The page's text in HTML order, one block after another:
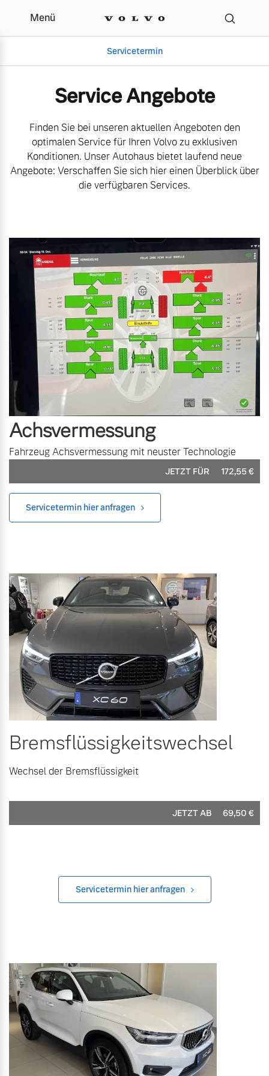
Aktuelle
Menü
Servicetermin
Gebrauchtwagen
Aktuelle Zubehörangebote
Zubehörkatalog
Aktuelle Serviceangebote
Service by Volvo
Unser Team
Unsere News & Events
Service Angebote
Finden Sie bei unseren aktuellen Angeboten den
optimalen Service für Ihren Volvo zu exklusiven
Konditionen. Unser Autohaus bietet laufend neue
Angebote: Verschaffen Sie sich hier einen Überblick über
die verfügbaren Services.
Achsvermessung
Fahrzeug Achsvermessung mit neuster Technologie
JETZT FÜR 172,55€
Servicetermin hier anfragen
Bremsflüssigkeitswechsel
Wechsel der Bremsflüssigkeit
JETZT AB 69,50 €
Servicetermin hier anfragen